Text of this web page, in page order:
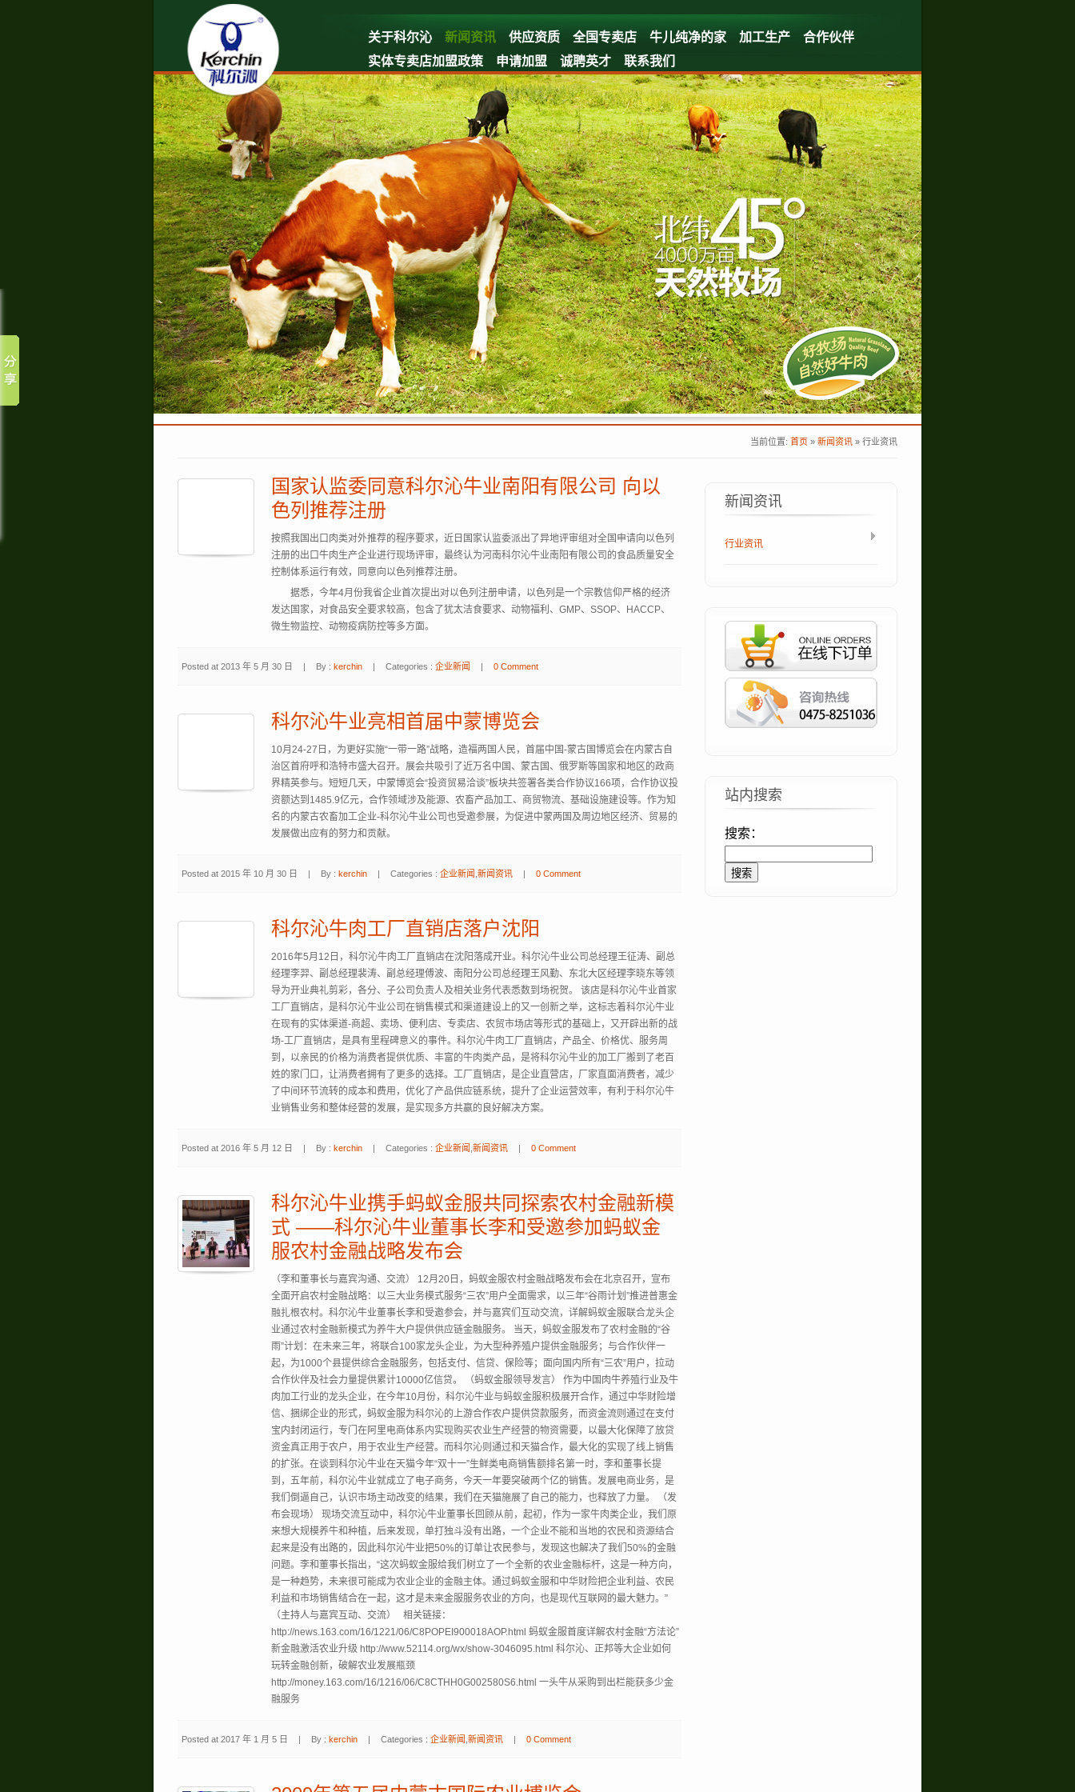
关于科尔沁 新闻资讯 供应资质 全国专卖店 牛儿纯净的家 加工生产
合作伙伴
实体专卖店加盟政策
申请加盟 诚聘英才 联系我们
当前位置: 首页 » 新闻资讯 » 行业资讯
国家认监委同意科尔沁牛业南阳有限公司 向以
色列推荐注册
按照我国出口肉类对外推荐的程序要求，近日国家认监委派出了异地评审组对全国申请向以色列
注册的出口牛肉生产企业进行现场评审，最终认为河南科尔沁牛业南阳有限公司的食品质量安全
控制体系运行有效，同意向以色列推荐注册。
据悉，今年4月份我省企业首次提出对以色列注册申请，以色列是一个宗教信仰严格的经济
发达国家，对食品安全要求较高，包含了犹太洁食要求、动物福利、GMP、SSOP、HACCP、
微生物监控、动物疫病防控等多方面。
Posted at 2013 年 5 月 30 日 | By : kerchin | Categories : 企业新闻 | 0 Comment
科尔沁牛业亮相首届中蒙博览会
10月24-27日，为更好实施“一带一路”战略，造福两国人民，首届中国-蒙古国博览会在内蒙古自
治区首府呼和浩特市盛大召开。展会共吸引了近万名中国、蒙古国、俄罗斯等国家和地区的政商
界精英参与。短短几天，中蒙博览会“投资贸易洽谈”板块共签署各类合作协议166项，合作协议投
资额达到1485.9亿元，合作领域涉及能源、农畜产品加工、商贸物流、基础设施建设等。作为知
名的内蒙古农畜加工企业-科尔沁牛业公司也受邀参展，为促进中蒙两国及周边地区经济、贸易的
发展做出应有的努力和贡献。
Posted at 2015 年 10 月 30 日 | By : kerchin | Categories : 企业新闻 新闻资讯 | 0 Comment
科尔沁牛肉工厂直销店落户沈阳
2016年5月12日，科尔沁牛肉工厂直销店在沈阳落成开业。科尔沁牛业公司总经理王征涛、副总
经理李羿、副总经理裴涛、副总经理傅波、南阳分公司总经理王风勤、东北大区经理李晓东等领
导为开业典礼剪彩，各分、子公司负责人及相关业务代表悉数到场祝贺。 该店是科尔沁牛业首家
工厂直销店，是科尔沁牛业公司在销售模式和渠道建设上的又一创新之举，这标志着科尔沁牛业
在现有的实体渠道-商超、卖场、便利店、专卖店、农贸市场店等形式的基础上，又开辟出新的战
场-工厂直销店，是具有里程碑意义的事件。科尔沁牛肉工厂直销店，产品全、价格优、服务周
到，以亲民的价格为消费者提供优质、丰富的牛肉类产品，是将科尔沁牛业的加工厂搬到了老百
姓的家门口，让消费者拥有了更多的选择。工厂直销店，是企业直营店，厂家直面消费者，减少
了中间环节流转的成本和费用，优化了产品供应链系统，提升了企业运营效率，有利于科尔沁牛
业销售业务和整体经营的发展，是实现多方共赢的良好解决方案。
Posted at 2016 年 5 月 12 日 | By : kerchin | Categories : 企业新闻 新闻资讯 | 0 Comment
科尔沁牛业携手蚂蚁金服共同探索农村金融新模
式 ——科尔沁牛业董事长李和受邀参加蚂蚁金
服农村金融战略发布会
（李和董事长与嘉宾沟通、交流） 12月20日，蚂蚁金服农村金融战略发布会在北京召开，宣布
全面开启农村金融战略：以三大业务模式服务“三农”用户全面需求，以三年“谷雨计划”推进普惠金
融扎根农村。科尔沁牛业董事长李和受邀参会，并与嘉宾们互动交流，详解蚂蚁金服联合龙头企
业通过农村金融新模式为养牛大户提供供应链金融服务。 当天，蚂蚁金服发布了农村金融的“谷
雨”计划：在未来三年，将联合100家龙头企业，为大型种养殖户提供金融服务；与合作伙伴一
起，为1000个县提供综合金融服务，包括支付、信贷、保险等；面向国内所有“三农”用户，拉动
合作伙伴及社会力量提供累计10000亿信贷。 （蚂蚁金服领导发言） 作为中国肉牛养殖行业及牛
肉加工行业的龙头企业，在今年10月份，科尔沁牛业与蚂蚁金服积极展开合作，通过中华财险增
信、捆绑企业的形式，蚂蚁金服为科尔沁的上游合作农户提供贷款服务，而资金流则通过在支付
宝内封闭运行，专门在阿里电商体系内实现购买农业生产经营的物资需要，以最大化保障了放贷
资金真正用于农户，用于农业生产经营。而科尔沁则通过和天猫合作，最大化的实现了线上销售
的扩张。在谈到科尔沁牛业在天猫今年“双十一”生鲜类电商销售额排名第一时，李和董事长提
到，五年前，科尔沁牛业就成立了电子商务，今天一年要突破两个亿的销售。发展电商业务，是
我们倒逼自己，认识市场主动改变的结果，我们在天猫施展了自己的能力，也释放了力量。 （发
布会现场） 现场交流互动中，科尔沁牛业董事长回顾从前，起初，作为一家牛肉类企业，我们原
来想大规模养牛和种植，后来发现，单打独斗没有出路，一个企业不能和当地的农民和资源结合
起来是没有出路的，因此科尔沁牛业把50%的订单让农民参与，发现这也解决了我们50%的金融
问题。李和董事长指出，“这次蚂蚁金服给我们树立了一个全新的农业金融标杆，这是一种方向，
是一种趋势，未来很可能成为农业企业的金融主体。通过蚂蚁金服和中华财险把企业利益、农民
利益和市场销售结合在一起，这才是未来金服服务农业的方向，也是现代互联网的最大魅力。”
（主持人与嘉宾互动、交流） 相关链接：
http://news.163.com/16/1221/06/C8POPEI900018AOP.html 蚂蚁金服首度详解农村金融“方法论”
新金融激活农业升级 http://www.52114.org/wx/show-3046095.html 科尔沁、正邦等大企业如何
玩转金融创新，破解农业发展瓶颈
http://money.163.com/16/1216/06/C8CTHH0G002580S6.html 一头牛从采购到出栏能获多少金
融服务
Posted at 2017 年 1 月 5 日 | By : kerchin | Categories : 企业新闻 新闻资讯 | 0 Comment
新闻资讯
行业资讯
站内搜索
搜索：